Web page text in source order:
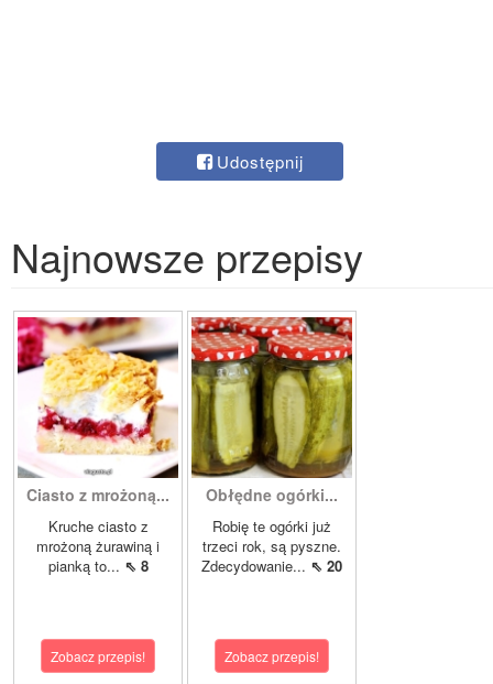
Udostępnij
Najnowsze przepisy
Ciasto z mrożoną...
Kruche ciasto z
mrożoną żurawiną i
pianką to... ⇖ 8
Zobacz przepis!
Obłędne ogórki...
Robię te ogórki już
trzeci rok, są pyszne.
Zdecydowanie... ⇖ 20
Zobacz przepis!